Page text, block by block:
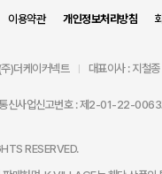
이용약관 개인정보처리방침
)더케이커넥트
대표이사 : 지철종
신사업신고번호 : 제2-01-22-
RESERVED.